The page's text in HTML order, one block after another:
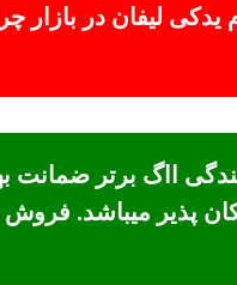
سفارس تماس بگیرید 09125101633
پذیر میباشد.